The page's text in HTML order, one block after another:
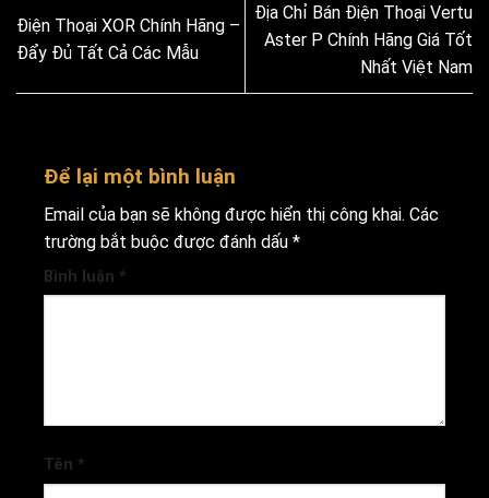
Điện Thoại XOR Chính Hãng –
Đẩy Đủ Tất Cả Các Mẫu
Địa Chỉ Bán Điện Thoại Vertu
Aster P Chính Hãng Giá Tốt
Nhất Việt Nam
Để lại một bình luận
Email của bạn sẽ không được hiển thị công khai. Các
trường bắt buộc được đánh dấu *
Bình luận *
Tên *